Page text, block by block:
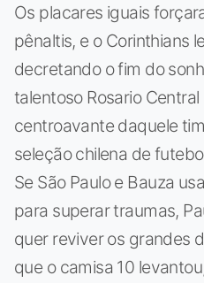
Os placares iguais
pênaltis, e o Corinthians
decretando o fim do
talentoso Rosario
centroavante daquele
seleção chilena de
Se São Paulo e Bauza
para superar traumas,
quer reviver os grandes
que o camisa 10